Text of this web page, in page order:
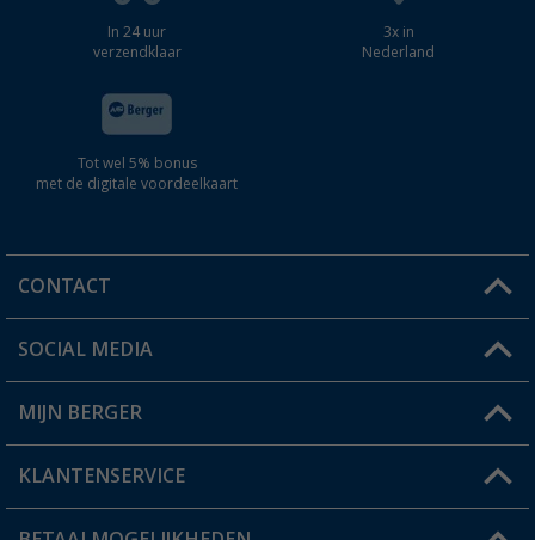
In 24 uur
verzendklaar
3x in
Nederland
Tot wel 5% bonus
met de digitale voordeelkaart
CONTACT
Een vraag?
Winkel vinden
SOCIAL MEDIA
MIJN BERGER
Mijn account
Status bestelling
KLANTENSERVICE